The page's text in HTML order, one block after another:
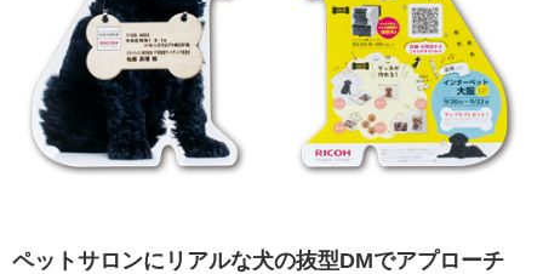
ペットサロンにリアルな犬の抜型DMでアプローチ